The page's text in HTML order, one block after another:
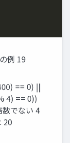
例 19
== 0) ||
4) == 0))
でない 4
20